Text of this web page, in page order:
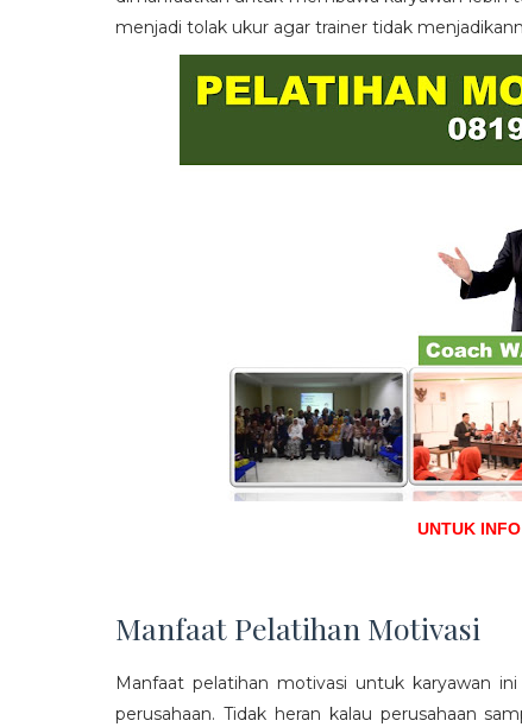
menjadi tolak ukur agar trainer tidak
UNTUK
Manfaat Pelatihan Motivasi
Manfaat pelatihan motivasi untuk karyawan
perusahaan. Tidak heran kalau perusahaan